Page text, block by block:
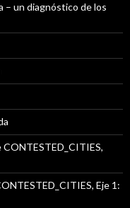
– un diagnóstico de los
Eje 1: